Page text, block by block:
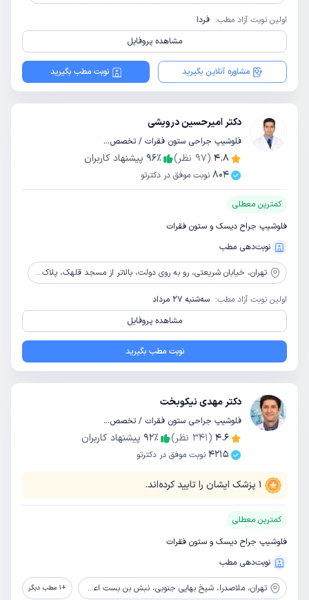
اولین نوبت آزاد مطب: فردا
مشاهده پروفایل
مشاوره آنلاین بگیرید نوبت مطب بگیرید
دکتر امیرحسین درویشی
فلوشیپ جراحی ستون فقرات / تخصص جراحی مغز و اعصاب
4.8
(
97 نظر) 96٪
پیشنهاد کاربران
804 نوبت موفق در دکترتو
کمترین معطلی
فلوشیپ جراح دیسک و ستون فقرات
نوبت‌دهی مطب
تهران، خیابان شریعتی، رو به روی دولت، بالاتر از مسجد قلهک، پلاک 1564، طبقه 2
اولین نوبت آزاد مطب: سه‌شنبه 27 مرداد
مشاهده پروفایل
نوبت مطب بگیرید
دکتر مهدی نیکوبخت
فلوشیپ جراحی ستون فقرات / تخصص جراحی مغز و اعصاب
4.6
(
341 نظر) 92٪
پیشنهاد کاربران
4215 نوبت موفق در دکترتو
1 پزشک ایشان را تایید کرده‌اند.
کمترین معطلی
فلوشیپ جراح دیسک و ستون فقرات
نوبت‌دهی مطب
تهران، ملاصدرا، شیخ بهایی جنوبی، نبش بن بست اعظم، پلاک 2، واحد 3 +
1 مطب دیگر